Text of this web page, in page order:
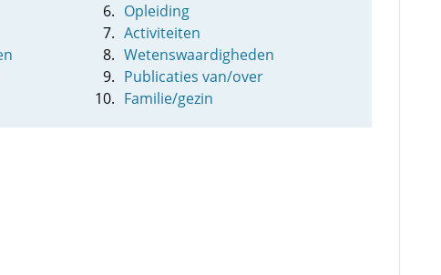
Opleiding
Activiteiten
Wetenswaardigheden
Publicaties van/over
Familie/gezin